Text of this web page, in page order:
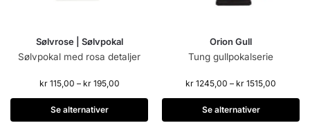
Sølvrose | Sølvpokal
Sølvpokal med rosa detaljer
kr115,00 – kr195,00
Se alternativer
Orion Gull
Tung gullpokalserie
kr 1245,00 – kr 1515,00
Se alternativer